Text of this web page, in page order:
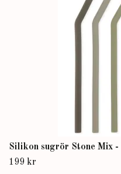
Silikon sugrör Stone Mix -
199 kr